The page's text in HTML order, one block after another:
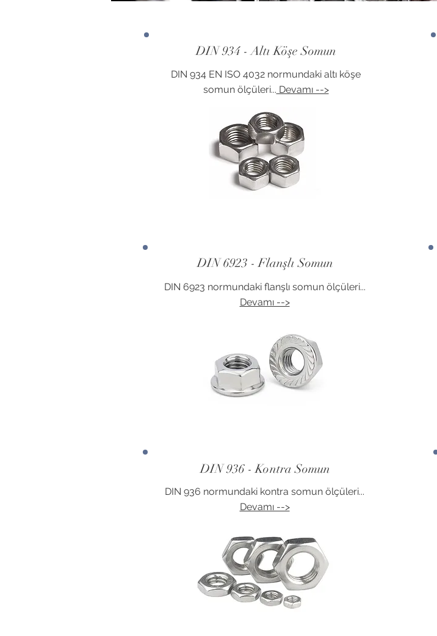
DIN 934 - Altı Köşe Somun
DIN 934 EN ISO 4032 normundaki altı köşe
somun ölçüleri... Devamı -->
DIN 6923 - Flanşlı Somun
DIN 6923 normundaki flanşlı somun ölçüleri...
Devamı -->
DIN 936 normundaki kontra somun ölçüleri...
Devamı -->
DIN 936 - Kontra Somun